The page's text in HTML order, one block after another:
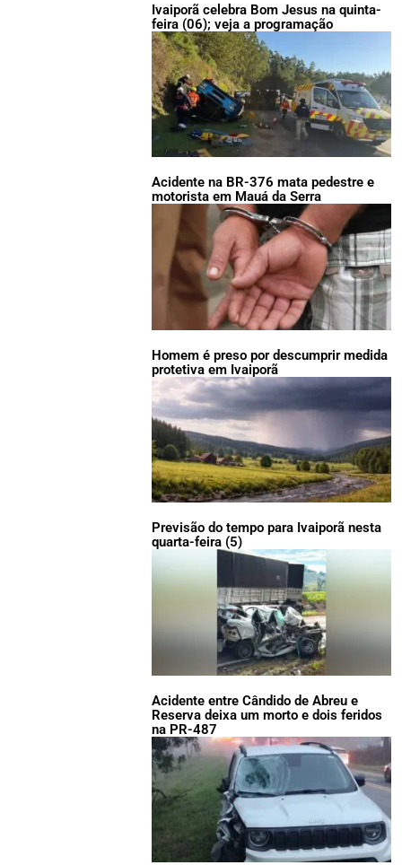
Ivaiporã celebra Bom Jesus na quinta-
feira (06); veja a programação
Acidente na BR-376 mata pedestre e
motorista em Mauá da Serra
Homem é preso por descumprir medida
protetiva em Ivaiporã
Previsão do tempo para Ivaiporã nesta
quarta-feira (5)
Acidente entre Cândido de Abreu e
Reserva deixa um morto e dois feridos
na PR-487